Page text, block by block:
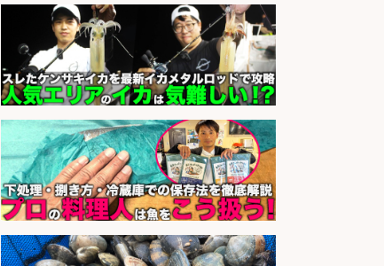
さらに求人情報を見る